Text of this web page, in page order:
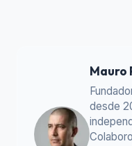
Mauro
desde